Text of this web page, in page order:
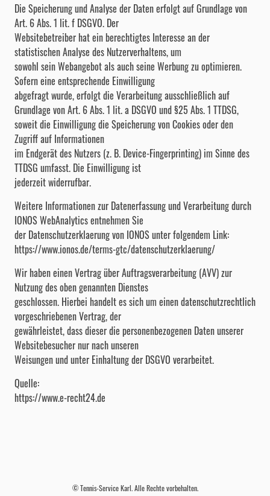
Die Speicherung und Analyse der Daten erfolgt auf Grundlage von
Art. 6 Abs. 1 lit. f DSGVO. Der
Websitebetreiber hat ein berechtigtes Interesse an der
statistischen Analyse des Nutzerverhaltens, um
sowohl sein Webangebot als auch seine Werbung zu optimieren.
Sofern eine entsprechende Einwilligung
abgefragt wurde, erfolgt die Verarbeitung ausschließlich auf
Grundlage von Art. 6 Abs. 1 lit. a DSGVO und §25 Abs. 1 TTDSG,
soweit die Einwilligung die Speicherung von Cookies oder den
Zugriff auf Informationen
im Endgerät des Nutzers (z. B. Device-Fingerprinting) im Sinne des
TTDSG umfasst. Die Einwilligung ist
jederzeit widerrufbar.
Weitere Informationen zur Datenerfassung und Verarbeitung durch
IONOS WebAnalytics entnehmen Sie
der Datenschutzerklaerung von IONOS unter folgendem Link:
https://www.ionos.de/terms-gtc/datenschutzerklaerung/
Wir haben einen Vertrag über Auftragsverarbeitung (AVV) zur
Nutzung des oben genannten Dienstes
geschlossen. Hierbei handelt es sich um einen datenschutzrechtlich
vorgeschriebenen Vertrag, der
gewährleistet, dass dieser die personenbezogenen Daten unserer
Websitebesucher nur nach unseren
Weisungen und unter Einhaltung der DSGVO verarbeitet.
Quelle:
https://www.e-recht24.de
© Tennis-Service Karl. Alle Rechte vorbehalten.